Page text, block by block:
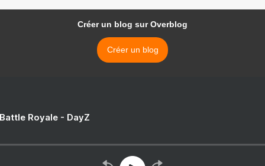
Créer un blog sur Overblog
Créer un blog
Royale - DayZ